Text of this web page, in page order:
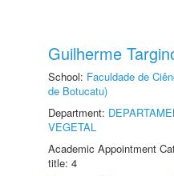
Guilherme
School: Faculdade de
de Botucatu)
Department:
VEGETAL
Academic Appointment
title: 4